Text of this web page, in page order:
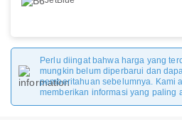
Perlu diingat bahwa harga yang
mungkin belum diperbarui dan
pemberitahuan sebelumnya. Kami
memberikan informasi yang paling